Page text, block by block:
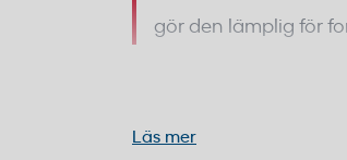
gör den lämplig för
Läs mer